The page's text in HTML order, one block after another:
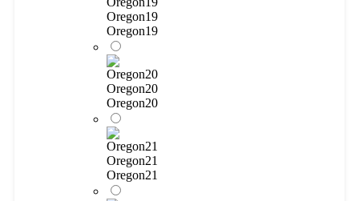
Oregon19
Oregon19
Oregon20
Oregon20
Oregon21
Oregon21